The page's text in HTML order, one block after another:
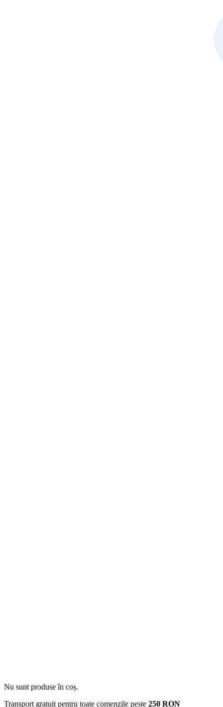
Nu sunt produse în coș.
Transport gratuit pentru toate comenzile peste 250 RON